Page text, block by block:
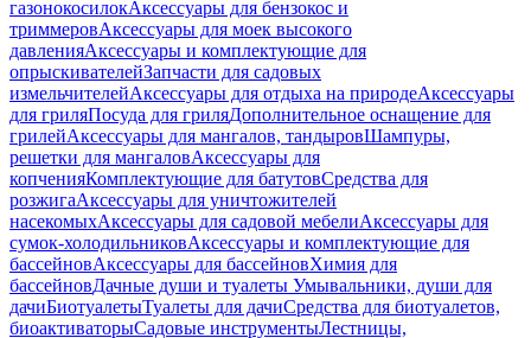
газонокосилокАксессуары для бензокос и
триммеровАксессуары для моек высокого
давленияАксессуары и комплектующие для
опрыскивателейЗапчасти для садовых
измельчителейАксессуары для отдыха на природеАксессуары
для гриляПосуда для гриляДополнительное оснащение для
грилейАксессуары для мангалов, тандыровШампуры,
решетки для мангаловАксессуары для
копченияКомплектующие для батутовСредства для
розжигаАксессуары для уничтожителей
насекомыхАксессуары для садовой мебелиАксессуары для
сумок-холодильниковАксессуары и комплектующие для
бассейновАксессуары для бассейновХимия для
бассейновДачные души и туалеты Умывальники, души для
дачиБиотуалетыТуалеты для дачиСредства для биотуалетов,
биоактиваторыСадовые инструментыЛестницы,